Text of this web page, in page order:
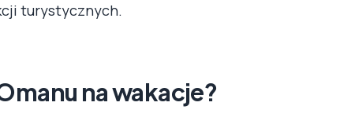
turystycznych.
na wakacje?